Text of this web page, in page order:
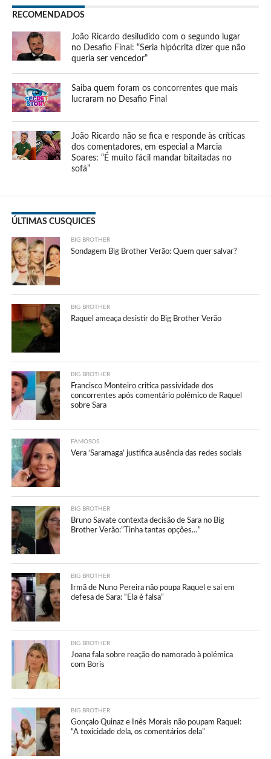
RECOMENDADOS
João Ricardo desiludido com o segundo lugar
no Desafio Final: “Seria hipócrita dizer que não
queria ser vencedor”
Saiba quem foram os concorrentes que mais
lucraram no Desafio Final
João Ricardo não se fica e responde às críticas
dos comentadores, em especial a Marcia
Soares: “É muito fácil mandar bitaitadas no
sofá”
ÚLTIMAS CUSQUICES
BIG BROTHER
Sondagem Big Brother Verão: Quem quer salvar?
BIG BROTHER
Raquel ameaça desistir do Big Brother Verão
BIG BROTHER
Francisco Monteiro critica passividade dos
concorrentes após comentário polémico de Raquel
sobre Sara
FAMOSOS
Vera ‘Saramaga’ justifica ausência das redes sociais
BIG BROTHER
Bruno Savate contexta decisão de Sara no Big
Brother Verão:”Tinha tantas opções…”
BIG BROTHER
Irmã de Nuno Pereira não poupa Raquel e sai em
defesa de Sara: “Ela é falsa”
BIG BROTHER
Joana fala sobre reação do namorado à polémica
com Boris
BIG BROTHER
Gonçalo Quinaz e Inês Morais não poupam Raquel:
“A toxicidade dela, os comentários dela”